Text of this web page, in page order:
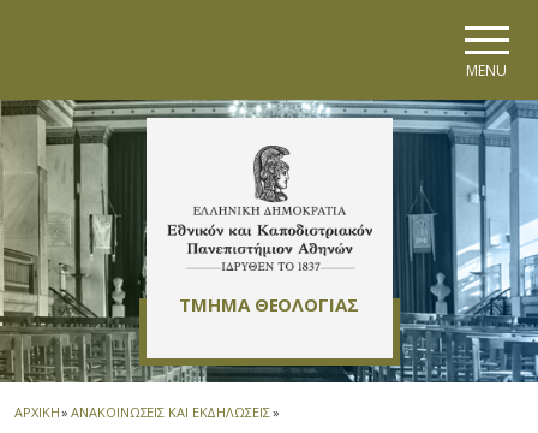
MENU
ΤΜΗΜΑ ΘΕΟΛΟΓΙΑΣ
ΑΡΧΙΚΗ» ΑΝΑΚΟΙΝΩΣΕΙΣ ΚΑΙ ΕΚΔΗΛΩΣΕΙΣ»